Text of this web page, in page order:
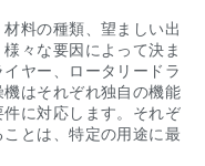
料の種類、望ましい出
々な要因によって決ま
ヤー、ロータリードラ
はそれぞれ独自の機能
に対応します。それぞ
とは、特定の用途に最